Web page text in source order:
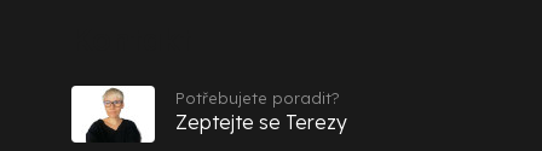
Potřebujete poradit?
Zeptejte se Terezy